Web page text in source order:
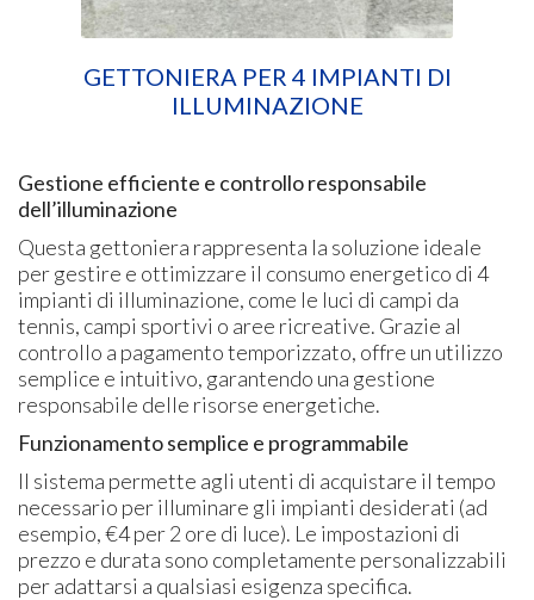
GETTONIERA PER 4 IMPIANTI DI
ILLUMINAZIONE
Gestione efficiente e controllo responsabile
dell’illuminazione
Questa gettoniera rappresenta la soluzione ideale
per gestire e ottimizzare il consumo energetico di 4
impianti di illuminazione, come le luci di campi da
tennis, campi sportivi o aree ricreative. Grazie al
controllo a pagamento temporizzato, offre un utilizzo
semplice e intuitivo, garantendo una gestione
responsabile delle risorse energetiche.
Funzionamento semplice e programmabile
Il sistema permette agli utenti di acquistare il tempo
necessario per illuminare gli impianti desiderati (ad
esempio, €4 per 2 ore di luce). Le impostazioni di
prezzo e durata sono completamente personalizzabili
per adattarsi a qualsiasi esigenza specifica.